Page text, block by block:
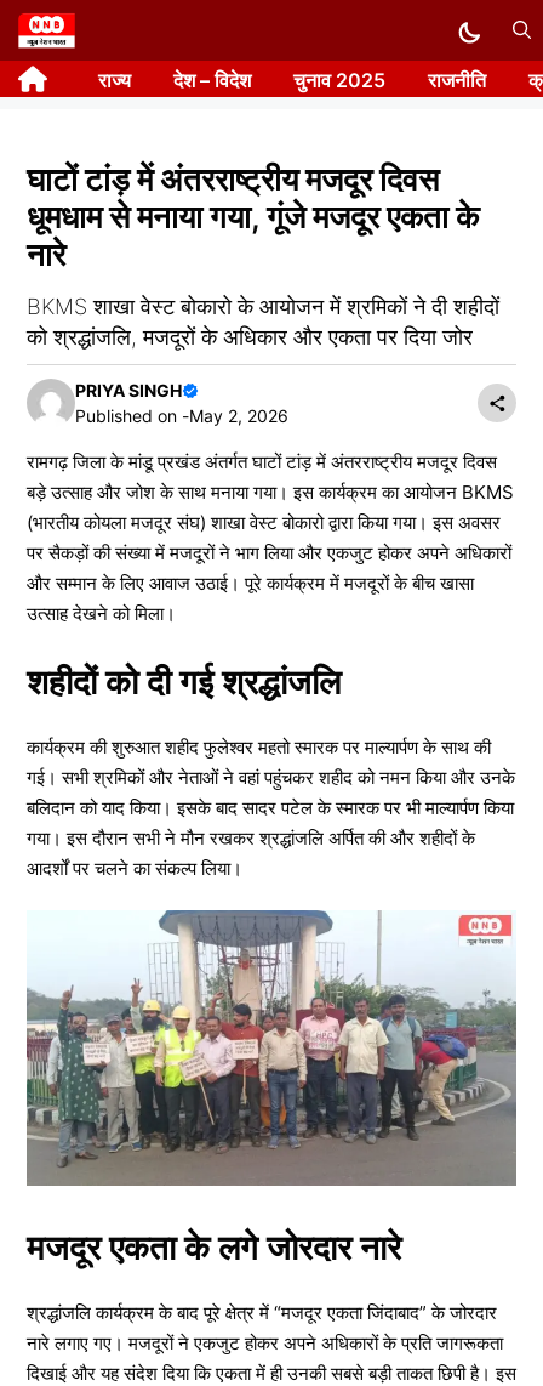
Skip
to
content राज्य देश – विदेश चुनाव 2025 राजनीति
घाटों टांड़ में अंतरराष्ट्रीय मजदूर दिवस
धूमधाम से मनाया गया, गूंजे मजदूर एकता के
नारे
BKMS शाखा वेस्ट बोकारो के आयोजन में श्रमिकों ने दी शहीदों
को श्रद्धांजलि, मजदूरों के अधिकार और एकता पर दिया जोर
PRIYA SINGH
Published on -May 2, 2026
रामगढ़ जिला के मांडू प्रखंड अंतर्गत घाटों टांड़ में अंतरराष्ट्रीय मजदूर दिवस
बड़े उत्साह और जोश के साथ मनाया गया। इस कार्यक्रम का आयोजन BKMS
(भारतीय कोयला मजदूर संघ) शाखा वेस्ट बोकारो द्वारा किया गया। इस अवसर
पर सैकड़ों की संख्या में मजदूरों ने भाग लिया और एकजुट होकर अपने अधिकारों
और सम्मान के लिए आवाज उठाई। पूरे कार्यक्रम में मजदूरों के बीच खासा
उत्साह देखने को मिला।
शहीदों को दी गई श्रद्धांजलि
कार्यक्रम की शुरुआत शहीद फुलेश्वर महतो स्मारक पर माल्यार्पण के साथ की
गई। सभी श्रमिकों और नेताओं ने वहां पहुंचकर शहीद को नमन किया और उनके
बलिदान को याद किया। इसके बाद सादर पटेल के स्मारक पर भी माल्यार्पण किया
गया। इस दौरान सभी ने मौन रखकर श्रद्धांजलि अर्पित की और शहीदों के
आदर्शों पर चलने का संकल्प लिया।
मजदूर एकता के लगे जोरदार नारे
श्रद्धांजलि कार्यक्रम के बाद पूरे क्षेत्र में “मजदूर एकता जिंदाबाद” के जोरदार
नारे लगाए गए। मजदूरों ने एकजुट होकर अपने अधिकारों के प्रति जागरूकता
दिखाई और यह संदेश दिया कि एकता में ही उनकी सबसे बड़ी ताकत छिपी है। इस